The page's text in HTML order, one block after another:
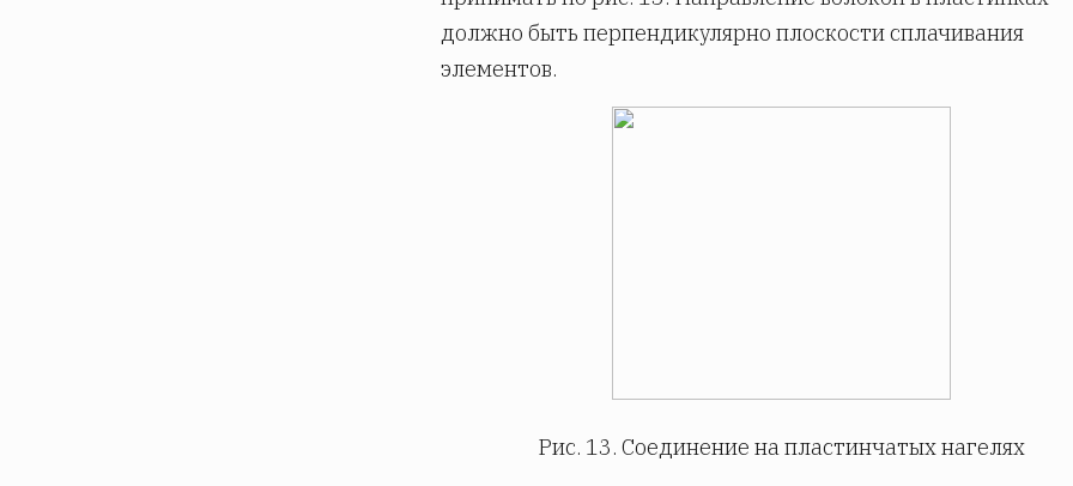
должно быть перпендикулярно плоскости сплачивания
элементов.
Рис. 13. Соединение на пластинчатых нагелях